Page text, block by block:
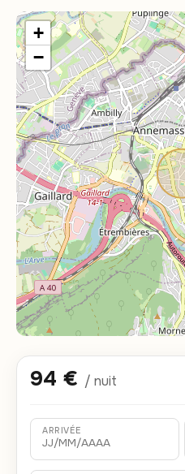
+
−
94 € / nuit
ARRIVÉE